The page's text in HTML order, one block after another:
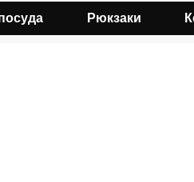
Рюкзаки